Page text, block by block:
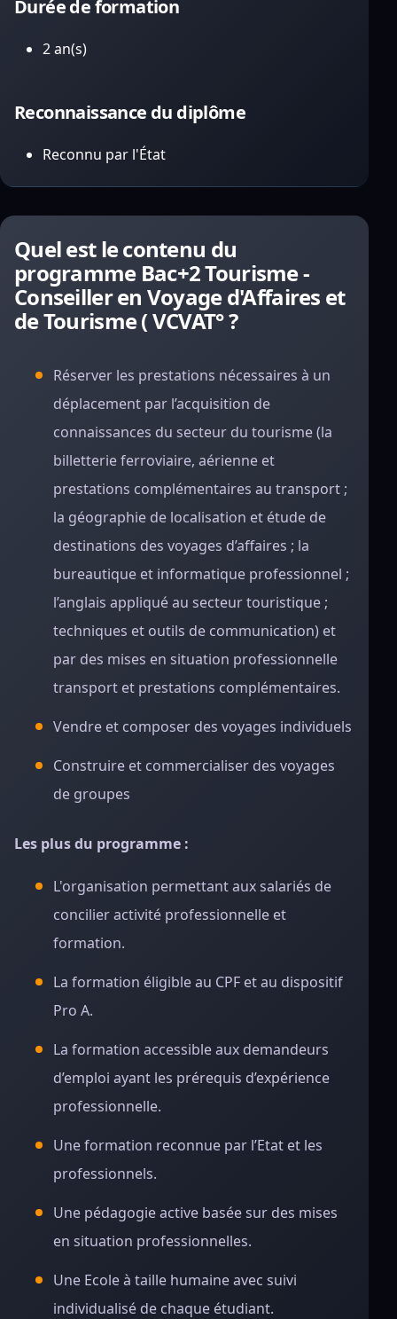
Durée de formation
2 an(s)
Reconnaissance du diplôme
Reconnu par l'État
Quel est le contenu du
programme Bac+2 Tourisme -
Conseiller en Voyage d'Affaires et
de Tourisme ( VCVAT° ?
Réserver les prestations nécessaires à un
déplacement par l’acquisition de
connaissances du secteur du tourisme (la
billetterie ferroviaire, aérienne et
prestations complémentaires au transport ;
la géographie de localisation et étude de
destinations des voyages d’affaires ; la
bureautique et informatique professionnel ;
l’anglais appliqué au secteur touristique ;
techniques et outils de communication) et
par des mises en situation professionnelle
transport et prestations complémentaires.
Vendre et composer des voyages individuels
Construire et commercialiser des voyages
de groupes
Les plus du programme :
L'organisation permettant aux salariés de
concilier activité professionnelle et
formation.
La formation éligible au CPF et au dispositif
Pro A.
La formation accessible aux demandeurs
d’emploi ayant les prérequis d’expérience
professionnelle.
Une formation reconnue par l’Etat et les
professionnels.
Une pédagogie active basée sur des mises
en situation professionnelles.
Une Ecole à taille humaine avec suivi
individualisé de chaque étudiant.